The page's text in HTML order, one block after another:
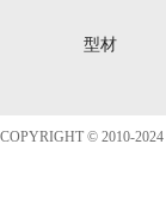
型材
COPYRIGHT © 2010-2024